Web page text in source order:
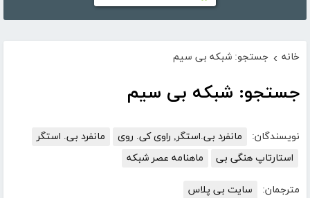
خانه › جستجو: شبکه بی سیم
جستجو: شبکه بی سیم
نویسندگان: مانفرد بی.استگر, راوی کی. روی
مانفرد بی. استگر
استارتاپ هنگی بی
ماهنامه عصر شبکه
مترجمان: سایت بی پلاس